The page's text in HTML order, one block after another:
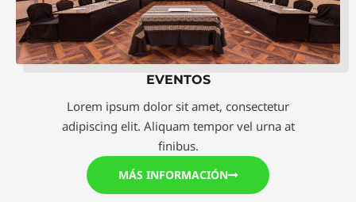
EVENTOS
Lorem ipsum dolor sit amet, consectetur
adipiscing elit. Aliquam tempor vel urna at
finibus.
MÁS INFORMACIÓN